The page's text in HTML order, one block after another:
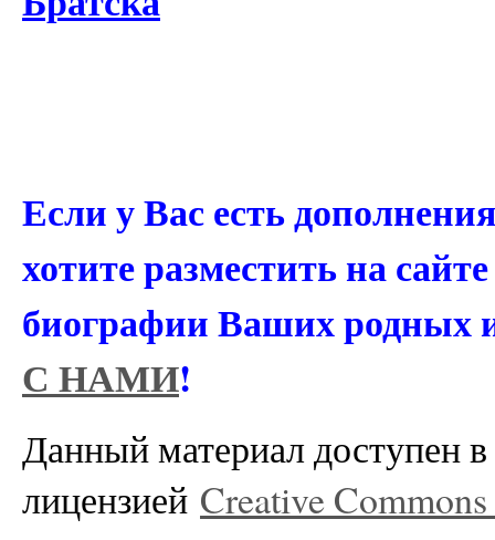
Если у Вас есть
хотите разместить на
биографии Ваших родных
С НАМИ!
Данный материал доступен в
лицензией Creative